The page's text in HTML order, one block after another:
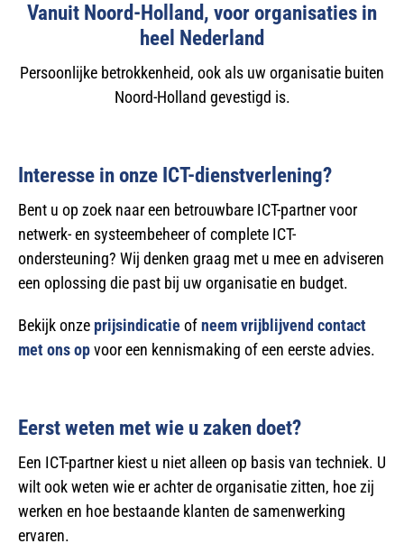
Vanuit Noord-Holland, voor organisaties in
heel Nederland
Persoonlijke betrokkenheid, ook als uw organisatie buiten
Noord-Holland gevestigd is.
Interesse in onze ICT-dienstverlening?
Bent u op zoek naar een betrouwbare ICT-partner voor
netwerk- en systeembeheer of complete ICT-
ondersteuning? Wij denken graag met u mee en adviseren
een oplossing die past bij uw organisatie en budget.
Bekijk onze prijsindicatieofneem vrijblijvend contact
met ons opvoor een kennismaking of een eerste advies.
Eerst weten met wie u zaken doet?
Een ICT-partner kiest u niet alleen op basis van techniek. U
wilt ook weten wie er achter de organisatie zitten, hoe zij
werken en hoe bestaande klanten de samenwerking
ervaren.